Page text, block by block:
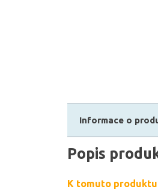
Informace o
Popis
K tomuto